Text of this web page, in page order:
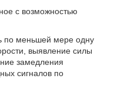
с возможностью
по меньшей мере одну
выявление силы
замедления
сигналов по